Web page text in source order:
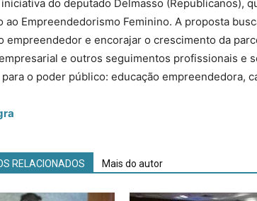
do deputado Delmasso (Republicanos),
ao Empreendedorismo Feminino. A proposta
empreendedor e encorajar o crescimento da
e outros seguimentos profissionais e
para o poder público: educação empreendedora,
RELACIONADOS Mais do autor